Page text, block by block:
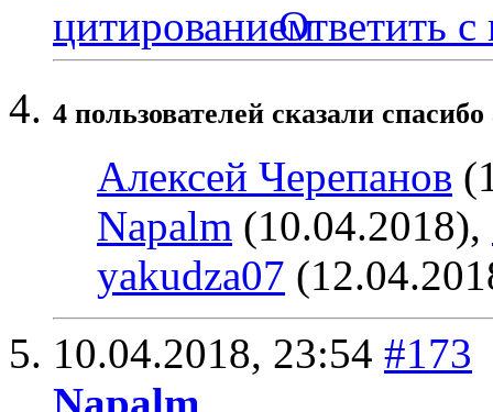
Ответить с
4 пользователей сказали
Алексей Черепанов
Napalm (10.04.2018),
yakudza07
10.04.2018, 23:54 #173